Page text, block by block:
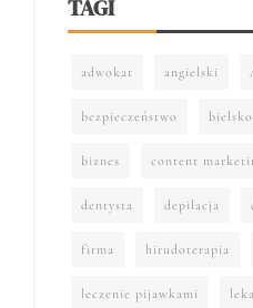
TAGI
adwokat angielski
bezpieczeństwo
biznes content
dentysta depilacja
firma hirudoterapia
leczenie pijawkami